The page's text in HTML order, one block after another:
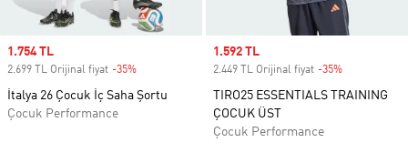
Sale price
1.754 TL
2.699 TL Orijinal fiyat -35%
İtalya 26 Çocuk İç Saha Şortu
Çocuk Performance
Sale price
1.592 TL
2.449 TL Orijinal fiyat -35%
TIRO25 ESSENTIALS TRAINING
ÇOCUK ÜST
Çocuk Performance